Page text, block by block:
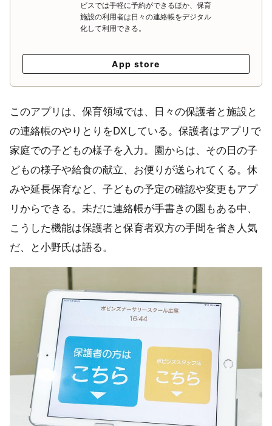
ビスでは手軽に予約ができるほか、保育
施設の利用者は日々の連絡帳をデジタル
化して利用できる。
App store
このアプリは、保育領域では、日々の保護者と施設と
の連絡帳のやりとりをDXしている。保護者はアプリで
家庭での子どもの様子を入力。園からは、その日の子
どもの様子や給食の献立、お便りが送られてくる。休
みや延長保育など、子どもの予定の確認や変更もアプ
リからできる。未だに連絡帳が手書きの園もある中、
こうした機能は保護者と保育者双方の手間を省き人気
だ、と小野氏は語る。